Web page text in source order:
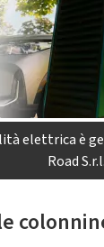
elettrica è
Road S.r.l.